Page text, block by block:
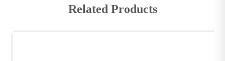
Related Products